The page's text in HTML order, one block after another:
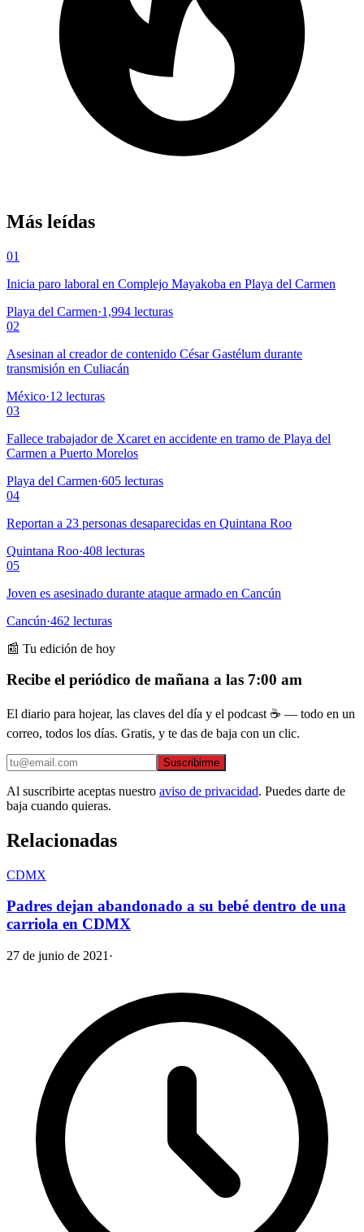
Más leídas
01
Inicia paro laboral en Complejo Mayakoba en Playa del Carmen
Playa del Carmen·1,994 lecturas
02
Asesinan al creador de contenido César Gastélum durante
transmisión en Culiacán
México·12 lecturas
03
Fallece trabajador de Xcaret en accidente en tramo de Playa del
Carmen a Puerto Morelos
Playa del Carmen·605 lecturas
04
Reportan a 23 personas desaparecidas en Quintana Roo
Quintana Roo·408 lecturas
05
Joven es asesinado durante ataque armado en Cancún
Cancún·462 lecturas
📰 Tu edición de hoy
Recibe el periódico de mañana a las 7:00 am
El diario para hojear, las claves del día y el podcast ☕ — todo en un
correo, todos los días. Gratis, y te das de baja con un clic.
Suscribirme
Al suscribirte aceptas nuestro aviso de privacidad. Puedes darte de
baja cuando quieras.
Relacionadas
CDMX
Padres dejan abandonado a su bebé dentro de una
carriola en CDMX
27 de junio de 2021 ·